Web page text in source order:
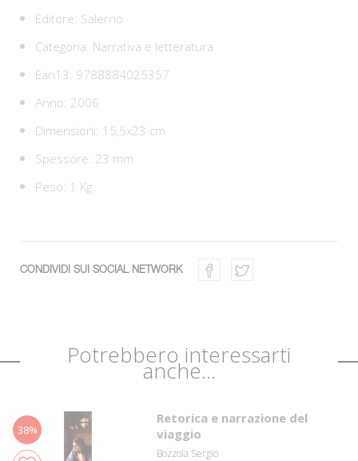
Editore: Salerno
Categoria: Narrativa e letteratura
Ean13: 9788884025357
Anno: 2006
Dimensioni: 15,5x23 cm
Spessore: 23 mm
Peso: 1 Kg
CONDIVIDI SUI SOCIAL NETWORK
Potrebbero interessarti
anche...
38%
Retorica e narrazione del
viaggio
Bozzola Sergio